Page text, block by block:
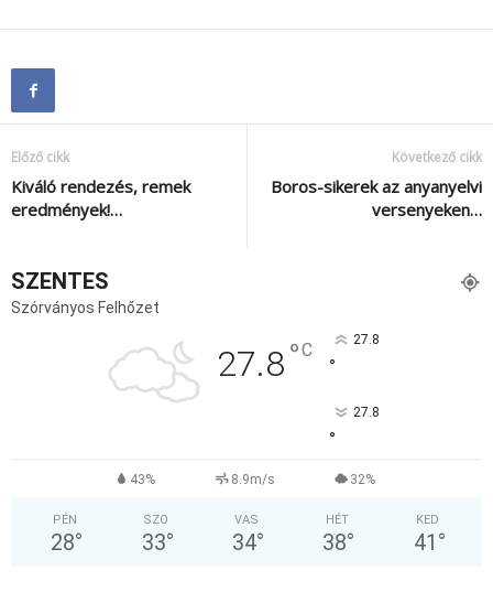
Előző cikk
Kiváló rendezés, remek
eredmények!…
Következő cikk
Boros-sikerek az anyanyelvi
versenyeken…
SZENTES
Szórványos Felhőzet
27.8°C 27.8
°
27.8
°
43% 8.9m/s 32%
PÉN
28°
SZO
33°
VAS
34°
HÉT
38°
KED
41 °